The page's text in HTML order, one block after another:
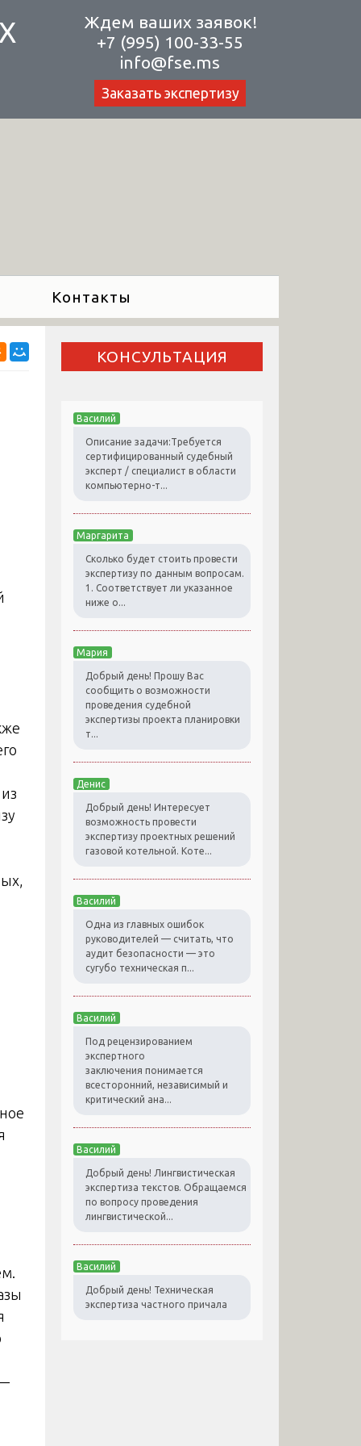
Ждем ваших заявок!
+7 (995) 100-33-55
info@fse.ms
Заказать экспертизу
Контакты
КОНСУЛЬТАЦИЯ
Василий
Описание задачи:Требуется
сертифицированный судебный
эксперт / специалист в области
компьютерно-т...
Маргарита
Сколько будет стоить провести
экспертизу по данным вопросам.
1. Соответствует ли указанное
ниже о...
Мария
Добрый день! Прошу Вас
сообщить о возможности
проведения судебной
экспертизы проекта планировки
т...
Денис
Добрый день! Интересует
возможность провести
экспертизу проектных решений
газовой котельной. Коте...
Василий
Одна из главных ошибок
руководителей — считать, что
аудит безопасности — это
сугубо техническая п...
Василий
Под рецензированием
экспертного
заключения понимается
всесторонний, независимый и
критический ана...
Василий
Добрый день! Лингвистическая
экспертиза текстов. Обращаемся
по вопросу проведения
лингвистической...
Василий
Добрый день! Техническая
экспертиза частного причала